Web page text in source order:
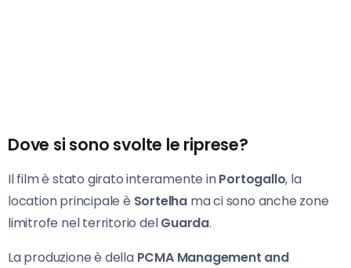
Dove si sono svolte le riprese?
Il film è stato girato interamente inPortogallo, la
location principale è Sortelha ma ci sono anche zone
limitrofe nel territorio delGuarda.
La produzione è della PCMA Management and